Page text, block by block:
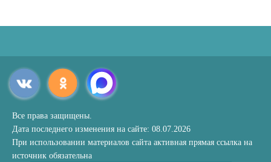
Все права защищены.
Дата последнего изменения на сайте: 08.07.2026
При использовании материалов сайта активная прямая ссылка на
источник обязательна